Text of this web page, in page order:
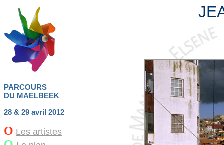
PARCOURS
DU MAELBEEK
28 & 29 avril 2012
O Les artistes